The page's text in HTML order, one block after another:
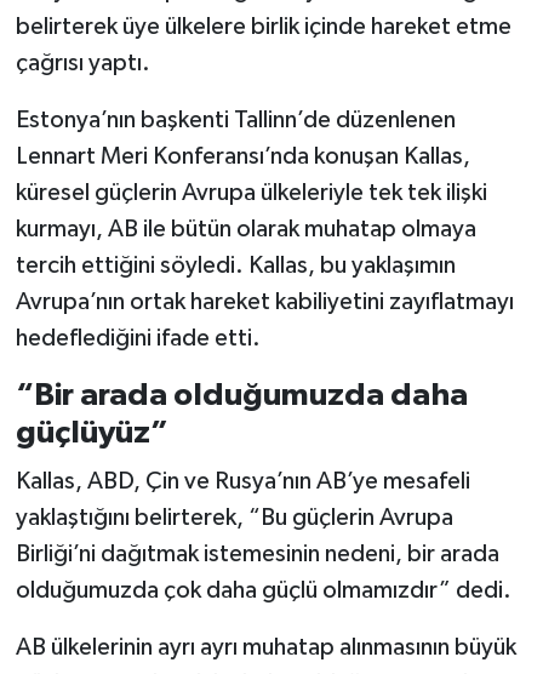
belirterek üye ülkelere birlik içinde hareket etme
çağrısı yaptı.
Estonya’nın başkenti Tallinn’de düzenlenen
Lennart Meri Konferansı’nda konuşan Kallas,
küresel güçlerin Avrupa ülkeleriyle tek tek ilişki
kurmayı, AB ile bütün olarak muhatap olmaya
tercih ettiğini söyledi. Kallas, bu yaklaşımın
Avrupa’nın ortak hareket kabiliyetini zayıflatmayı
hedeflediğini ifade etti.
“Bir arada olduğumuzda daha
güçlüyüz”
Kallas, ABD, Çin ve Rusya’nın AB’ye mesafeli
yaklaştığını belirterek, “Bu güçlerin Avrupa
Birliği’ni dağıtmak istemesinin nedeni, bir arada
olduğumuzda çok daha güçlü olmamızdır” dedi.
AB ülkelerinin ayrı ayrı muhatap alınmasının büyük